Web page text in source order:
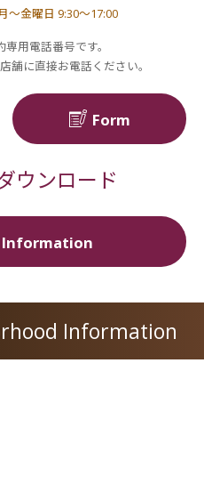
～金曜日 9:30～17:00
用電話番号です。
舗に直接お電話ください。
Form
ウンロード
Information
Information